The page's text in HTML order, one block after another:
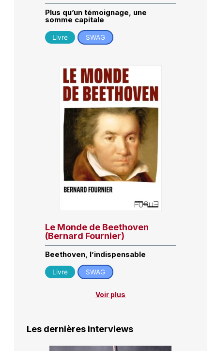
Plus qu’un témoignage, une
somme capitale
Livre SWAG
Le Monde de Beethoven
(Bernard Fournier)
Beethoven, l’indispensable
Livre SWAG
Voir plus
Les dernières interviews